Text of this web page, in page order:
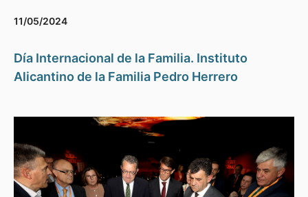
11/05/2024
Día Internacional de la Familia. Instituto
Alicantino de la Familia Pedro Herrero